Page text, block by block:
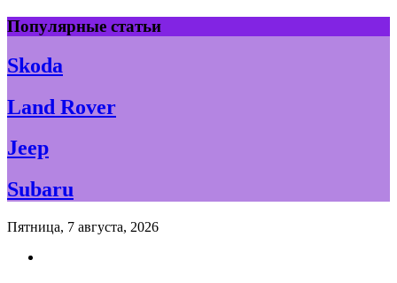
Skip
to
content
Популярные статьи
Skoda
Land Rover
Jeep
Subaru
Пятница, 7 августа, 2026